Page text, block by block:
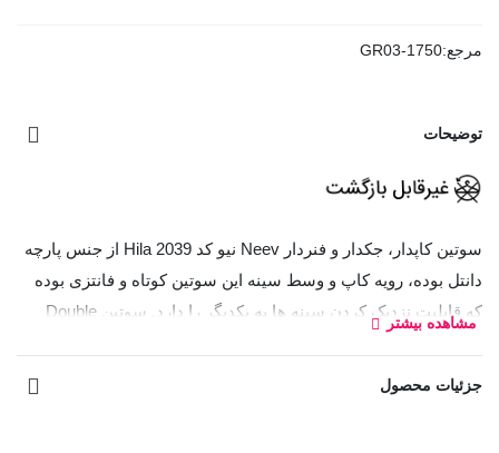
مرجع:GR03-1750
توضیحات
سوتین کاپدار، جکدار و فنردار Neev نیو کد Hila 2039 از جنس پارچه
دانتل بوده، رویه کاپ و وسط سینه این سوتین کوتاه و فانتزی بوده
که قابلیت نزدیک کردن سینه ها به یکدیگر را دارد. سوتین Double
ظاهر سینه‌ها هستند یا سینه‌های کوچک‌تری دارند و می‌خواهند حجم
مشاهده بیشتر
جزئیات محصول